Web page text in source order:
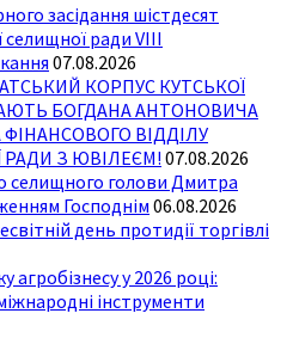
засідання шістдесят
селищної ради VIII
07.08.2026
КОРПУС КУТСЬКОЇ
БОГДАНА АНТОНОВИЧА
ВІДДІЛУ
РАДИ З ЮВІЛЕЄМ! 07.08.2026
селищного голови Дмитра
Господнім 06.08.2026
день протидії торгівлі
агробізнесу у 2026 році:
інструменти